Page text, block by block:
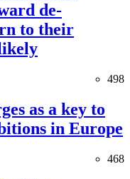
de-
to their
498
as a key to
in Europe
468